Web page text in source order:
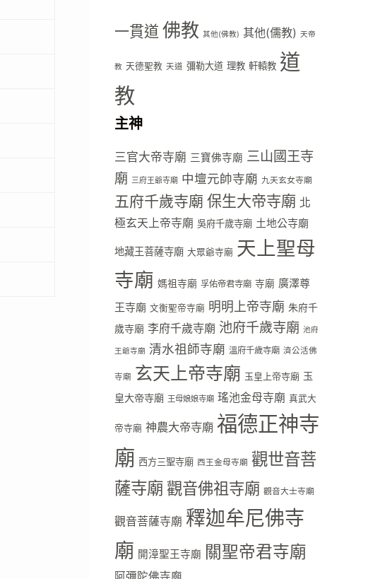
一貫道 佛教 其他(佛教) 其他(儒教) 天帝
教 天德聖教 天道 彌勒大道 理教 軒轅教 道
教
主神
三官大帝寺廟 三寶佛寺廟 三山國王寺
廟 三府王爺寺廟 中壇元帥寺廟 九天玄女寺廟
五府千歲寺廟 保生大帝寺廟 北
極玄天上帝寺廟 吳府千歲寺廟 土地公寺廟
地藏王菩薩寺廟 大眾爺寺廟 天上聖母
寺廟 媽祖寺廟 孚佑帝君寺廟 寺廟 廣澤尊
王寺廟 文衡聖帝寺廟 明明上帝寺廟 朱府千
歲寺廟 李府千歲寺廟 池府千歲寺廟 池府
王爺寺廟 清水祖師寺廟 溫府千歲寺廟 濟公活佛
寺廟 玄天上帝寺廟 玉皇上帝寺廟 玉
皇大帝寺廟 王母娘娘寺廟 瑤池金母寺廟 真武大
帝寺廟 神農大帝寺廟 福德正神寺
廟 西方三聖寺廟 西王金母寺廟 觀世音菩
薩寺廟觀音佛祖寺廟 觀音大士寺廟
觀音菩薩寺廟 釋迦牟尼佛寺
廟 開漳聖王寺廟 關聖帝君寺廟